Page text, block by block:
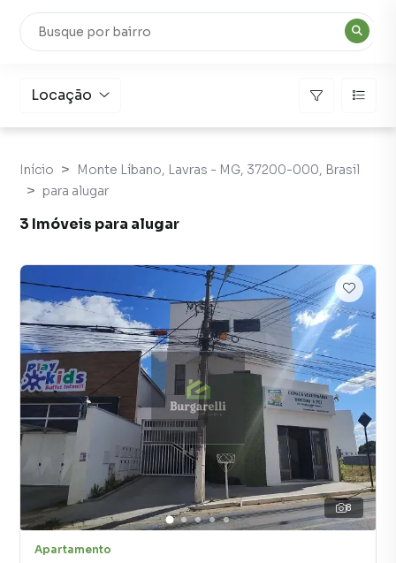
Locação
Início
Monte Líbano, Lavras - MG, 37200-000, Brasil
para alugar
3 Imóveis para alugar
8
Apartamento